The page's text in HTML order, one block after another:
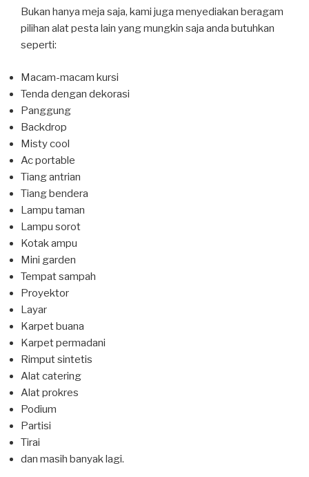
Bukan hanya meja saja, kami juga menyediakan beragam
pilihan alat pesta lain yang mungkin saja anda butuhkan
seperti:
Macam-macam kursi
Tenda dengan dekorasi
Panggung
Backdrop
Misty cool
Ac portable
Tiang antrian
Tiang bendera
Lampu taman
Lampu sorot
Kotak ampu
Mini garden
Tempat sampah
Proyektor
Layar
Karpet buana
Karpet permadani
Rimput sintetis
Alat catering
Alat prokres
Podium
Partisi
Tirai
dan masih banyak lagi.